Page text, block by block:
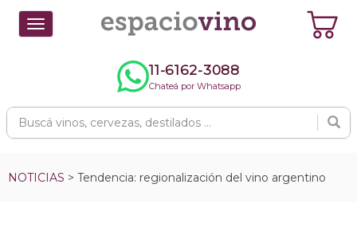
Toggle
navigation
11-6162-3088
Chateá por Whatsapp
NOTICIAS > Tendencia: regionalización del vino argentino